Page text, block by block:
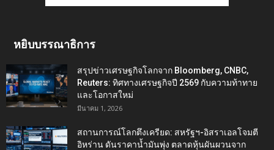
หยิบบรรณาธิการ
สรุปข่าวเศรษฐกิจโลกจาก Bloomberg, CNBC,
Reuters: ทิศทางเศรษฐกิจปี 2569 กับความท้าทาย
และโอกาสใหม่
มีนาคม 1, 2026
สถานการณ์โลกตึงเครียด: สหรัฐฯ-อิสราเอลโจมตี
อิหร่าน ดันราคาน้ำมันพุ่ง ตลาดหุ้นผันผวนจาก